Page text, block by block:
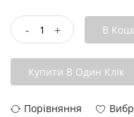
- + В
Купити В Один Клік
Порівняння